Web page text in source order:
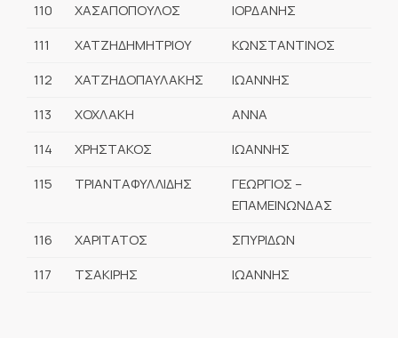
110
ΧΑΣΑΠΟΠΟΥΛΟΣ
ΙΟΡΔΑΝΗΣ
111
ΧΑΤΖΗΔΗΜΗΤΡΙΟΥ
ΚΩΝΣΤΑΝΤΙΝΟΣ
112
ΧΑΤΖΗΔΟΠΑΥΛΑΚΗΣ
ΙΩΑΝΝΗΣ
113
ΧΟΧΛΑΚΗ
ΑΝΝΑ
114
ΧΡΗΣΤΑΚΟΣ
ΙΩΑΝΝΗΣ
115
TΡΙΑΝΤΑΦΥΛΛΙΔΗΣ
ΓΕΩΡΓΙΟΣ –
ΕΠΑΜΕΙΝΩΝΔΑΣ
116
ΧΑΡΙΤΑΤΟΣ
ΣΠΥΡΙΔΩΝ
117
ΤΣΑΚΙΡΗΣ ΙΩΑΝΝΗΣ